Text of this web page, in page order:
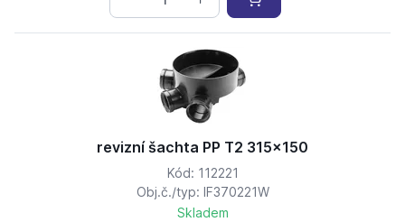
revizní šachta PP T2 315x150
Kód: 112221
Obj.č./typ: IF370221W
Skladem